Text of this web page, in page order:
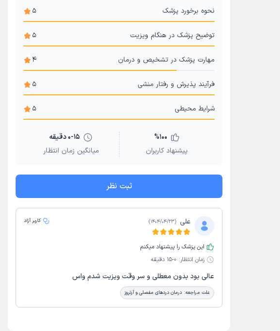
نحوه برخورد پزشک 5
توضیح پزشک در هنگام ویزیت 5
مهارت پزشک در تشخیص و درمان 4
فرآیند پذیرش و رفتار منشی 5
شرایط محیطی 5
%100
پیشنهاد کاربران
0-15 دقیقه
میانگین زمان انتظار
ثبت نظر
علی (
1404/04/23
) کاربر آزاد
این پزشک را پیشنهاد میکنم
زمان انتظار: 0-15 دقیقه
عالی بود بدون معطلی و سر وقت ویزیت شدم واس
علت مراجعه: درمان دردهای مفصلی و آرتروز